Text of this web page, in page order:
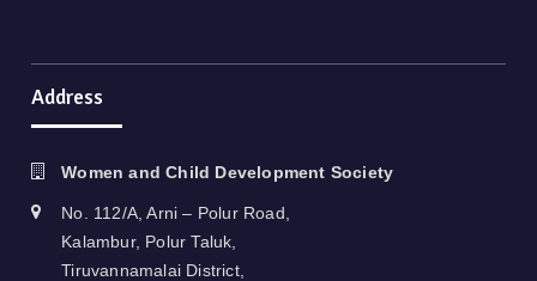
Address
Women and Child Development Society
No. 112/A, Arni – Polur Road,
Kalambur, Polur Taluk,
Tiruvannamalai District,